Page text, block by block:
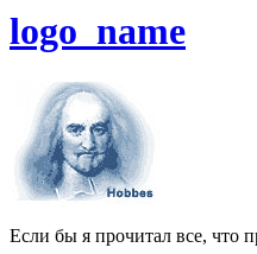
logo_name
Если бы я прочитал все, что